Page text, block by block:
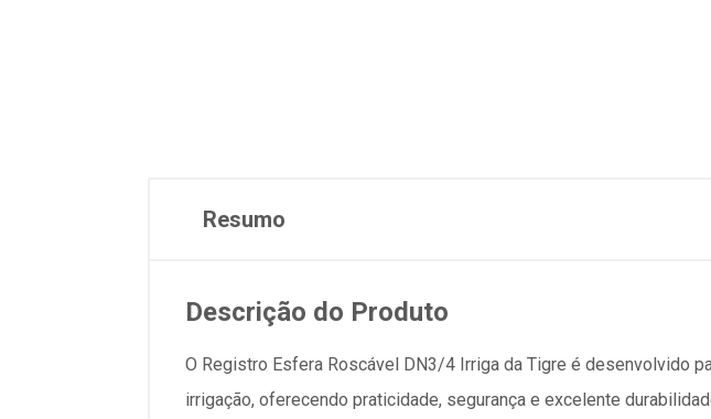
Resumo
Descrição do Produto
O Registro Esfera Roscável DN3/4 Irriga da Tigre é desenvolvido
irrigação, oferecendo praticidade, segurança e excelente